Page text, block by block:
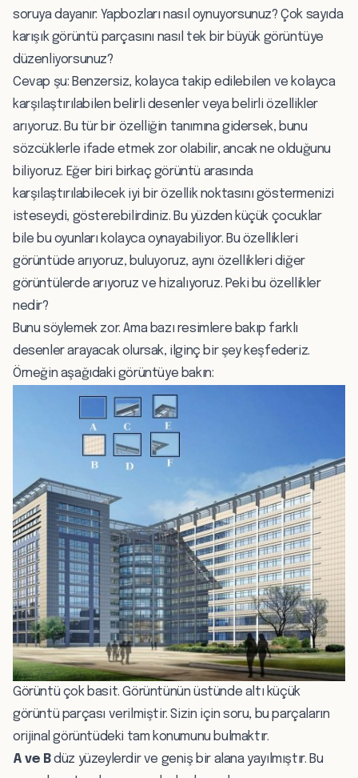
soruya dayanır: Yapbozları nasıl oynuyorsunuz? Çok sayıda
karışık görüntü parçasını nasıl tek bir büyük görüntüye
düzenliyorsunuz?
Cevap şu: Benzersiz, kolayca takip edilebilen ve kolayca
karşılaştırılabilen belirli desenler veya belirli özellikler
arıyoruz. Bu tür bir özelliğin tanımına gidersek, bunu
sözcüklerle ifade etmek zor olabilir, ancak ne olduğunu
biliyoruz. Eğer biri birkaç görüntü arasında
karşılaştırılabilecek iyi bir özellik noktasını göstermenizi
isteseydi, gösterebilirdiniz. Bu yüzden küçük çocuklar
bile bu oyunları kolayca oynayabiliyor. Bu özellikleri
görüntüde arıyoruz, buluyoruz, aynı özellikleri diğer
görüntülerde arıyoruz ve hizalıyoruz. Peki bu özellikler
nedir?
Bunu söylemek zor. Ama bazı resimlere bakıp farklı
desenler arayacak olursak, ilginç bir şey keşfederiz.
Örneğin aşağıdaki görüntüye bakın:
Görüntü çok basit. Görüntünün üstünde altı küçük
görüntü parçası verilmiştir. Sizin için soru, bu parçaların
orijinal görüntüdeki tam konumunu bulmaktır.
A ve Bdüz yüzeylerdir ve geniş bir alana yayılmıştır. Bu